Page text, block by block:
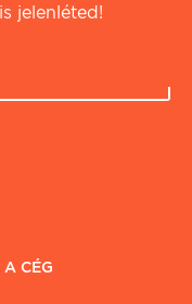
jelenléted!
A CÉG